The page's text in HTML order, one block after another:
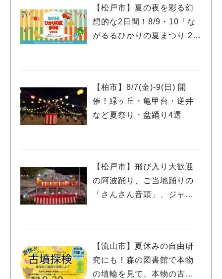
【松戸市】夏の夜を彩る幻
想的な2日間！8/9・10「な
がるるひかりの夏まつり 20
【柏市】8/7(金)‐9(日) 開
催！緑ヶ丘・亀甲台・逆井
など夏祭り・盆踊り4選
【松戸市】飛び入り大歓迎
の阿波踊り、ご当地踊りの
「さんさん音頭」、ジャ
【流山市】夏休みの自由研
究にも！森の図書館で本物
の埴輪を見て、本物の古墳